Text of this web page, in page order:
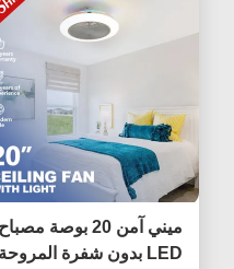
ميني آمن 20 بوصة مصباح
LED بدون شفرة المروحة